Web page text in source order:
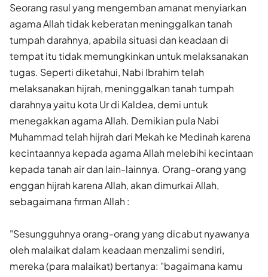
Seorang rasul yang mengemban amanat menyiarkan
agama Allah tidak keberatan meninggalkan tanah
tumpah darahnya, apabila situasi dan keadaan di
tempat itu tidak memungkinkan untuk melaksanakan
tugas. Seperti diketahui, Nabi Ibrahim telah
melaksanakan hijrah, meninggalkan tanah tumpah
darahnya yaitu kota Ur di Kaldea, demi untuk
menegakkan agama Allah. Demikian pula Nabi
Muhammad telah hijrah dari Mekah ke Medinah karena
kecintaannya kepada agama Allah melebihi kecintaan
kepada tanah air dan lain-lainnya. Orang-orang yang
enggan hijrah karena Allah, akan dimurkai Allah,
sebagaimana firman Allah :
"Sesungguhnya orang-orang yang dicabut nyawanya
oleh malaikat dalam keadaan menzalimi sendiri,
mereka (para malaikat) bertanya: "bagaimana kamu